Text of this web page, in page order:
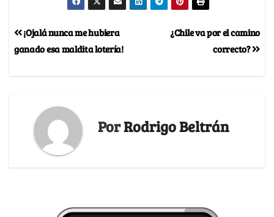
¿Chile va por el camino
correcto?
¡Ojalá nunca me hubiera
ganado esa maldita lotería!
PorRodrigo Beltrán